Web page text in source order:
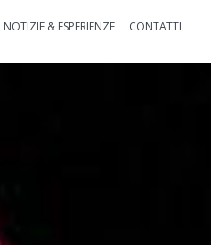
NOTIZIE & ESPERIENZE CONTATTI